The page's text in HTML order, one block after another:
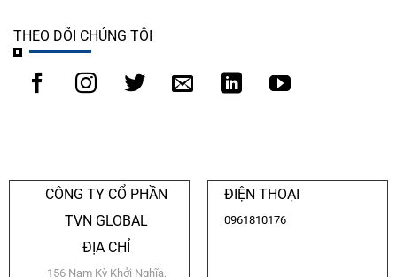
THEO DÕI CHÚNG TÔI
CÔNG TY CỔ PHẦN
TVN GLOBAL
ĐỊA CHỈ
156 Nam Kỳ Khởi Nghĩa,
ĐIỆN THOẠI
0961810176